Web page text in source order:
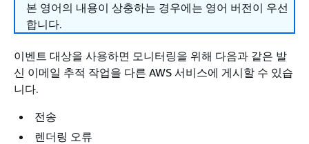
본 영어의 내용이 상충하는 경우에는 영어 버전이 우선
합니다.
이벤트 대상을 사용하면 모니터링을 위해 다음과 같은 발
신 이메일 추적 작업을 다른 AWS 서비스에 게시할 수 있습
니다.
전송
렌더링 오류